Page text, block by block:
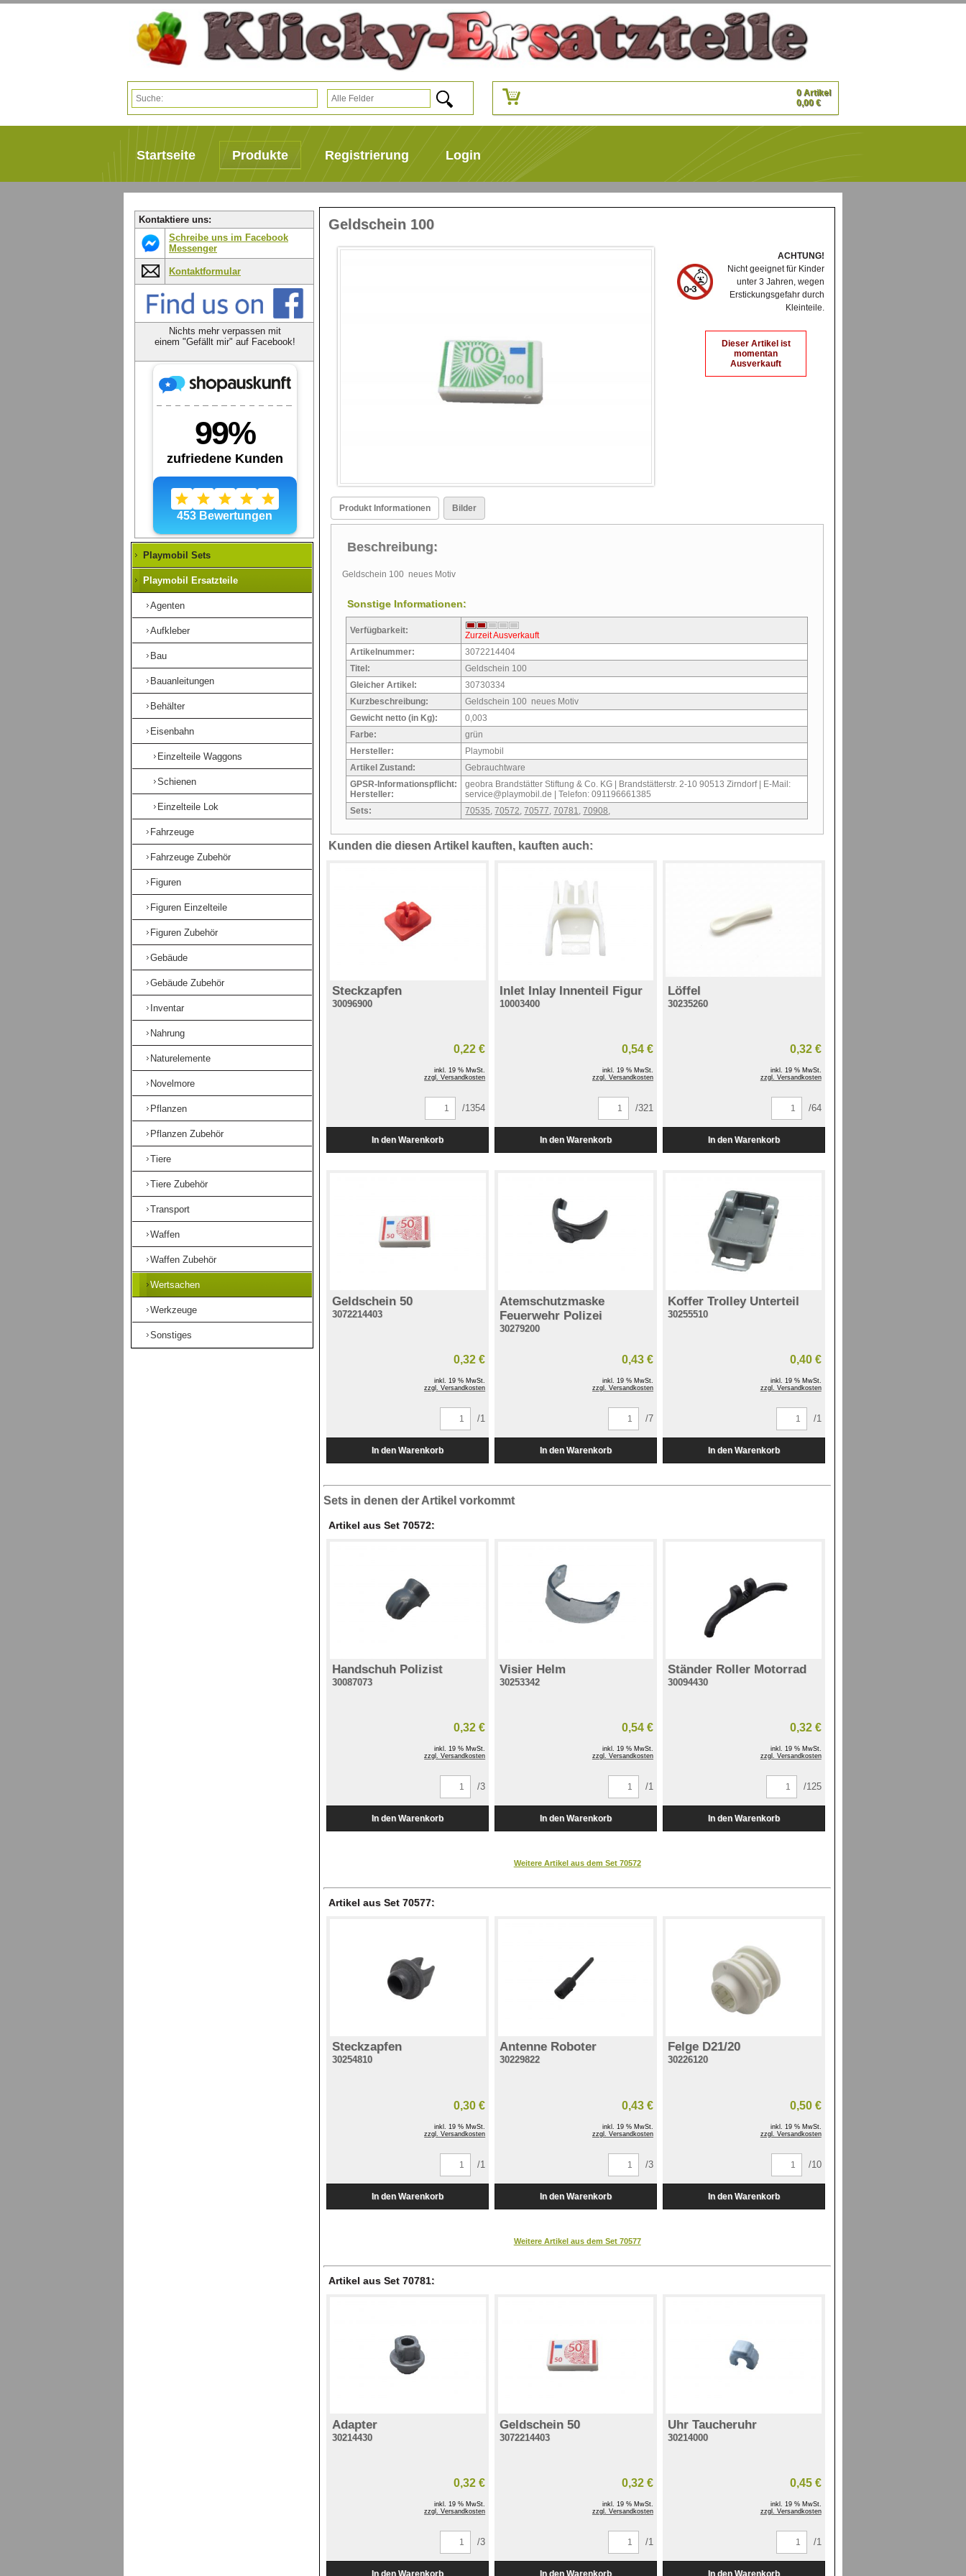
0 Artikel
0,00 €
Startseite Produkte Registrierung Login
Geldschein 100
ACHTUNG!
Nicht geeignet für Kinder
unter 3 Jahren, wegen
Erstickungsgefahr durch
Kleinteile.
Dieser Artikel ist
momentan
Ausverkauft
Produkt Informationen Bilder
Beschreibung:
Geldschein 100 neues Motiv
Sonstige Informationen:
Verfügbarkeit:
Zurzeit Ausverkauft
Artikelnummer:
3072214404
Titel:
Geldschein 100
Gleicher Artikel:
30730334
Kurzbeschreibung:
Geldschein 100 neues Motiv
Gewicht netto (in Kg):
0,003
Farbe:
grün
Hersteller:
Playmobil
Artikel Zustand:
Gebrauchtware
GPSR-Informationspflicht:
Hersteller:
geobra Brandstätter Stiftung & Co. KG | Brandstätterstr. 2-10 90513 Zirndorf | E-Mail:
service@playmobil.de | Telefon: 091196661385
Sets:
70535,70572,70577,70781,70908,
Kunden die diesen Artikel kauften, kauften auch:
Steckzapfen
30096900
0,22 €
inkl. 19 % MwSt.
zzgl. Versandkosten
/1354
Inlet Inlay Innenteil Figur
10003400
0,54 €
inkl. 19 % MwSt.
zzgl. Versandkosten
/321
Löffel
30235260
0,32 €
inkl. 19 % MwSt.
zzgl. Versandkosten
/64
Geldschein 50
3072214403
0,32 €
inkl. 19 % MwSt.
zzgl. Versandkosten
/1
Atemschutzmaske
Feuerwehr Polizei
30279200
0,43 €
inkl. 19 % MwSt.
zzgl. Versandkosten
/7
Koffer Trolley Unterteil
30255510
0,40 €
inkl. 19 % MwSt.
zzgl. Versandkosten
/1
Sets in denen der Artikel vorkommt
Artikel aus Set 70572:
Handschuh Polizist
30087073
0,32 €
inkl. 19 % MwSt.
zzgl. Versandkosten
/3
Visier Helm
30253342
0,54 €
inkl. 19 % MwSt.
zzgl. Versandkosten
/1
Ständer Roller Motorrad
30094430
0,32 €
inkl. 19 % MwSt.
zzgl. Versandkosten
/125
Weitere Artikel aus dem Set 70572
Artikel aus Set 70577:
Steckzapfen
30254810
0,30 €
inkl. 19 % MwSt.
zzgl. Versandkosten
/1
Antenne Roboter
30229822
0,43 €
inkl. 19 % MwSt.
zzgl. Versandkosten
/3
Felge D21/20
30226120
0,50 €
inkl. 19 % MwSt.
zzgl. Versandkosten
/10
Weitere Artikel aus dem Set 70577
Artikel aus Set 70781:
Adapter
30214430
0,32 €
inkl. 19 % MwSt.
zzgl. Versandkosten
/3
Geldschein 50
3072214403
0,32 €
inkl. 19 % MwSt.
zzgl. Versandkosten
/1
Uhr Taucheruhr
30214000
0,45 €
inkl. 19 % MwSt.
zzgl. Versandkosten
/1
Kontaktiere uns:
Schreibe uns im Facebook
Messenger
Kontaktformular
Nichts mehr verpassen mit
einem "Gefällt mir" auf Facebook!
Playmobil Sets
Playmobil Ersatzteile
Agenten
Aufkleber
Bau
Bauanleitungen
Behälter
Eisenbahn
Einzelteile Waggons
Schienen
Einzelteile Lok
Fahrzeuge
Fahrzeuge Zubehör
Figuren
Figuren Einzelteile
Figuren Zubehör
Gebäude
Gebäude Zubehör
Inventar
Nahrung
Naturelemente
Novelmore
Pflanzen
Pflanzen Zubehör
Tiere
Tiere Zubehör
Transport
Waffen
Waffen Zubehör
Wertsachen
Werkzeuge
Sonstiges